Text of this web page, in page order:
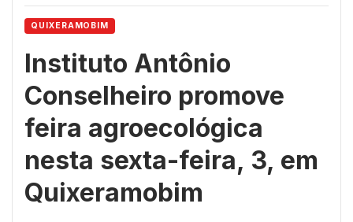
QUIXERAMOBIM
Instituto Antônio
Conselheiro promove
feira agroecológica
nesta sexta-feira, 3, em
Quixeramobim